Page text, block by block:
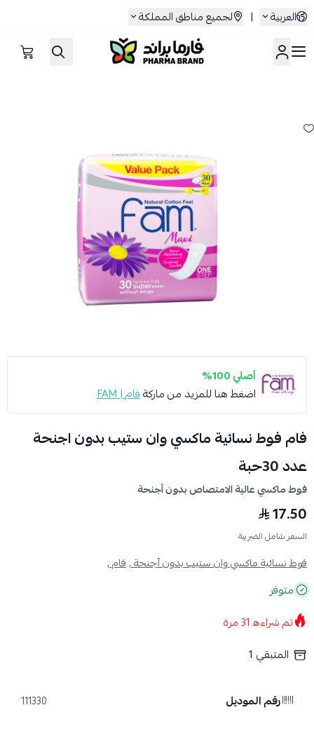
العربية | لجميع مناطق المملكة
صيدلية فارما براند
أصلي 100%
اضغط هنا للمزيد من ماركةفام | FAM
فام فوط نسائية ماكسي وان ستيب بدون اجنحة
عدد 30حبة
فوط ماكسي عالية الامتصاص بدون أجنحة
17.50
السعر شامل الضريبة
فوط نسائية ماكسي وان ستيب بدون أجنحة ,فام ,
متوفر
تم شراءه31مرة
المتبقي 1
رقم الموديل 111330